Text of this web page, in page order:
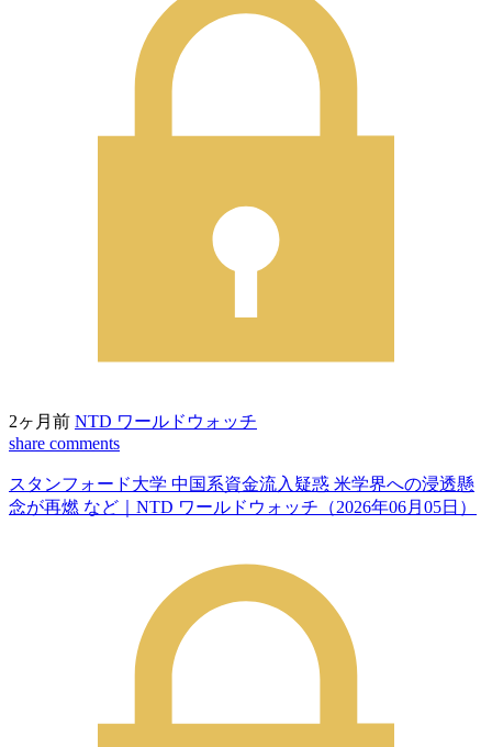
2ヶ月前 NTD ワールドウォッチ
share comments
スタンフォード大学 中国系資金流入疑惑 米学界への浸透懸
念が再燃 など｜NTD ワールドウォッチ（2026年06月05日）